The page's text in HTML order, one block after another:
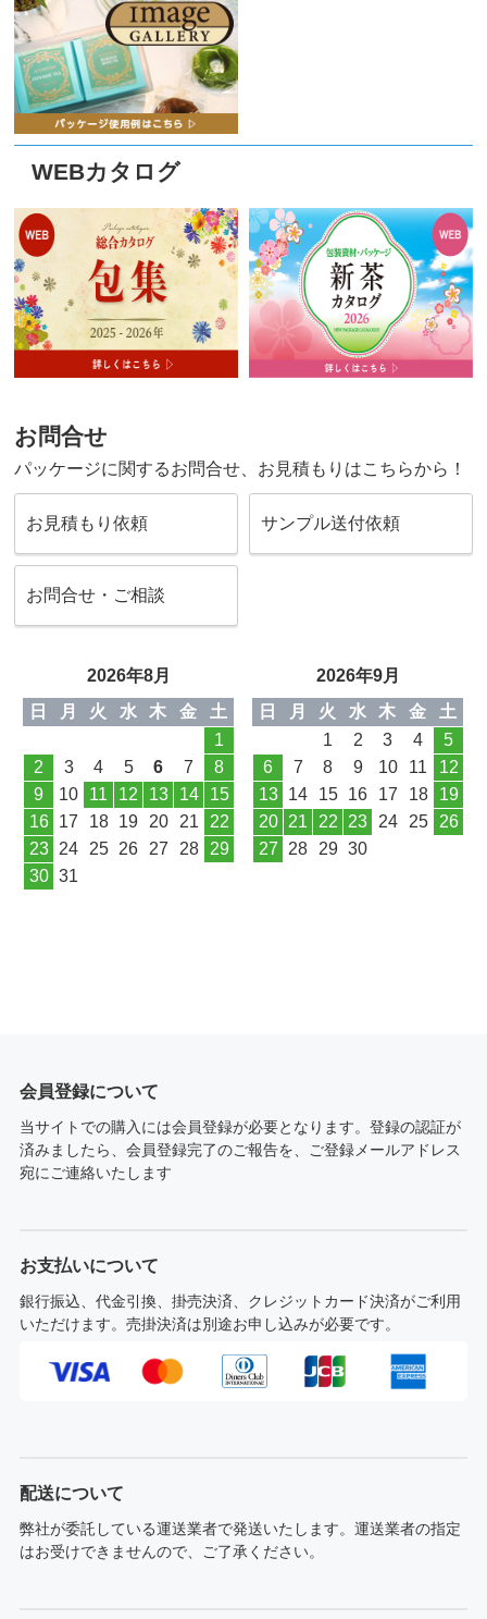
WEBカタログ
お問合せ
パッケージに関するお問合せ、お見積もりはこちらから！
お見積もり依頼 サンプル送付依頼
お問合せ・ご相談
2026年8月
日
月 火 水 木 金
土
1
2
3 4 5 6 7
8
9
10 11 12 13 14
15
16 17 18 19 20 21
22
23 24 25 26 27 28
29
30 31
2026年9月
日
月 火 水 木 金
土
1
2 3 4
5
6
7 8 9 10 11
12
13
14 15 16 17 18
19
20
21 22 23 24 25
26
27
28 29 30
会員登録について
当サイトでの購入には会員登録が必要となります。登録の認証が
済みましたら、会員登録完了のご報告を、ご登録メールアドレス
宛にご連絡いたします
お支払いについて
銀行振込、代金引換、掛売決済、クレジットカード決済がご利用
いただけます。売掛決済は別途お申し込みが必要です。
配送について
弊社が委託している運送業者で発送いたします。運送業者の指定
はお受けできませんので、ご了承ください。